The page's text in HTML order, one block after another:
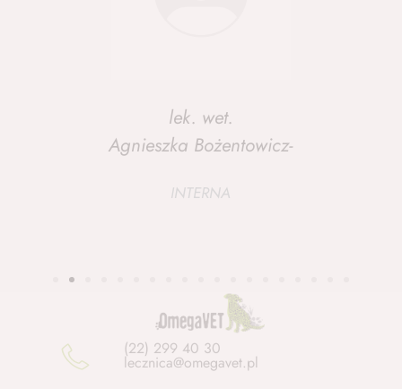
lek. wet.
Katarzyna Maciejewska - Pawłowska
INTERNA
(22) 299 40 30
lecznica@omegavet.pl